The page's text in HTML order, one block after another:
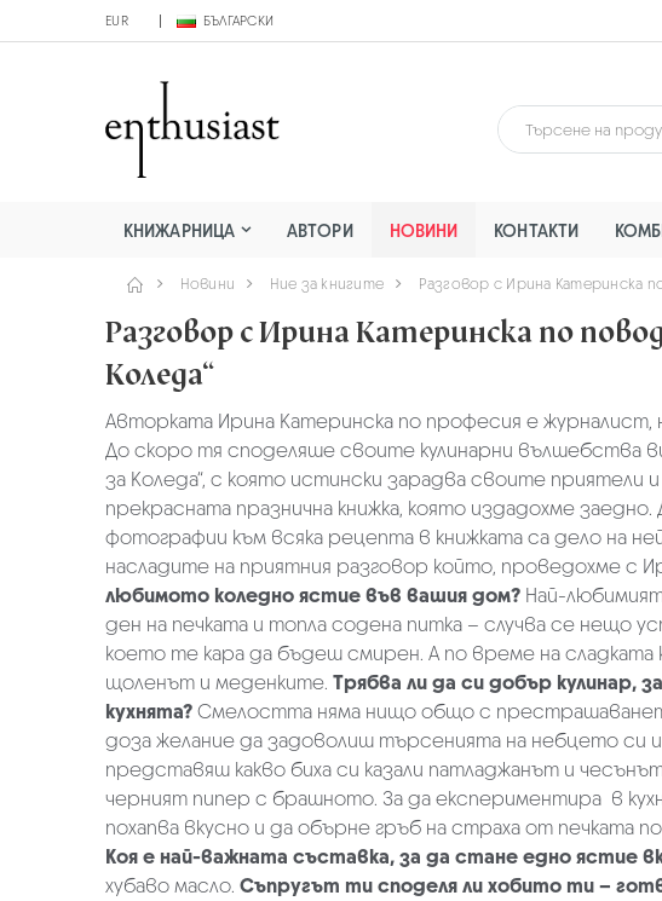
EUR БЪЛГАРСКИ
КНИЖАРНИЦА АВТОРИ НОВИНИ КОНТАКТИ
Новини Ние за книгите Разговор с Ирина Катеринска
Разговор с Ирина Катеринска по
Коледа“
Авторката Ирина Катеринска по професия е
До скоро тя споделяше своите кулинарни вълшебства
за Коледа“, с която истински зарадва своите
прекрасната празнична книжка, която издадохме
фотографии към всяка рецепта в книжката са дело на
насладите на приятния разговор който, проведохме с
любимото коледно ястие във вашия дом? Най-
ден на печката и топла содена питка – случва се нещо
което те кара да бъдеш смирен. А по време на сладката
щоленът и меденките. Трябва ли да си добър
кухнята?Смелостта няма нищо общо с
доза желание да задоволиш търсенията на небцето
представяш какво биха си казали патладжанът и
черният пипер с брашното. За да експериментира в
похапва вкусно и да обърне гръб на страха от печката
Коя е най-важната съставка, за да стане едно ястие
хубаво масло. Съпругът ти споделя ли хобито ти –